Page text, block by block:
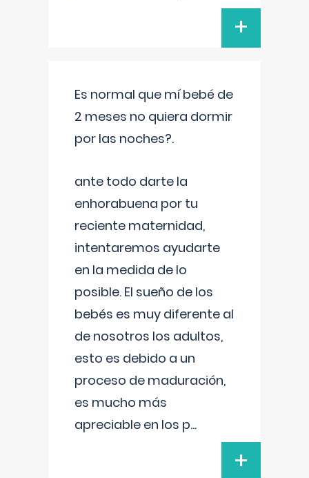
+
Es normal que mí bebé de
2 meses no quiera dormir
por las noches?.
ante todo darte la
enhorabuena por tu
reciente maternidad,
intentaremos ayudarte
en la medida de lo
posible. El sueño de los
bebés es muy diferente al
de nosotros los adultos,
esto es debido a un
proceso de maduración,
es mucho más
apreciable en los p...
+